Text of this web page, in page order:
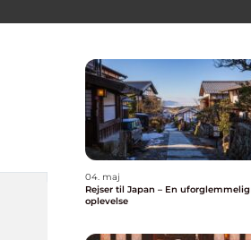
04. maj
Rejser til Japan – En uforglemmelig
oplevelse